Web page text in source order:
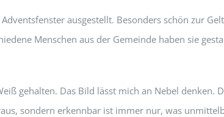
ausgestellt. Besonders schön zur
Menschen aus der Gemeinde haben sie
gehalten. Das Bild lässt mich an Nebel denken.
sondern erkennbar ist immer nur, was